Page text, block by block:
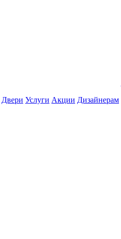
Двери Услуги Акции Дизайнерам